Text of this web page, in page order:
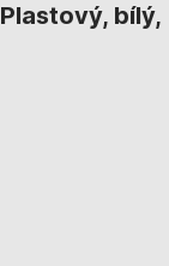
Plastový, bílý,